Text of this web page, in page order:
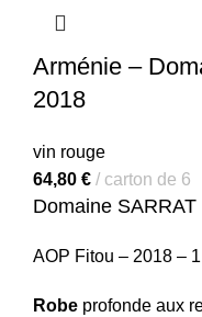
Arménie –
2018
vin rouge
64,80 € carton de 6
Domaine SARRAT
AOP Fitou – 2018 –
Robe profonde aux